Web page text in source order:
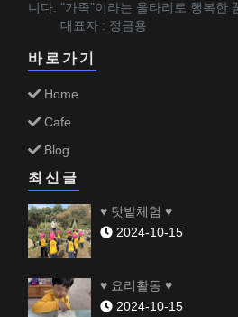
니다. "가족"이라는 울타리로 행복한
대표자 : 정금용
바로가기
Home
Cafe
Blog
최신글
♥ 텃밭체험 ♥
2024-10-15
♥ 요리활동 ♥
2024-10-15